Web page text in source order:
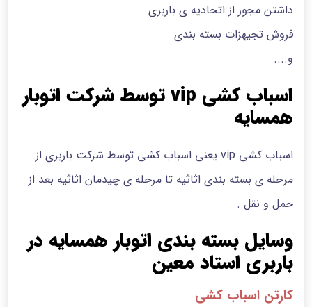
داشتن مجوز از اتحادیه ی باربری
فروش تجیهزات بسته بندی
و....
اسباب کشی vip توسط شرکت اتوبار
همسایه
اسباب کشی vip یعنی اسباب کشی توسط شرکت باربری از
مرحله ی بسته بندی اثاثیه تا مرحله ی چیدمان اثاثیه بعد از
حمل و نقل .
وسایل بسته بندی اتوبار همسایه در
باربری استاد معین
کارتن اسباب کشی